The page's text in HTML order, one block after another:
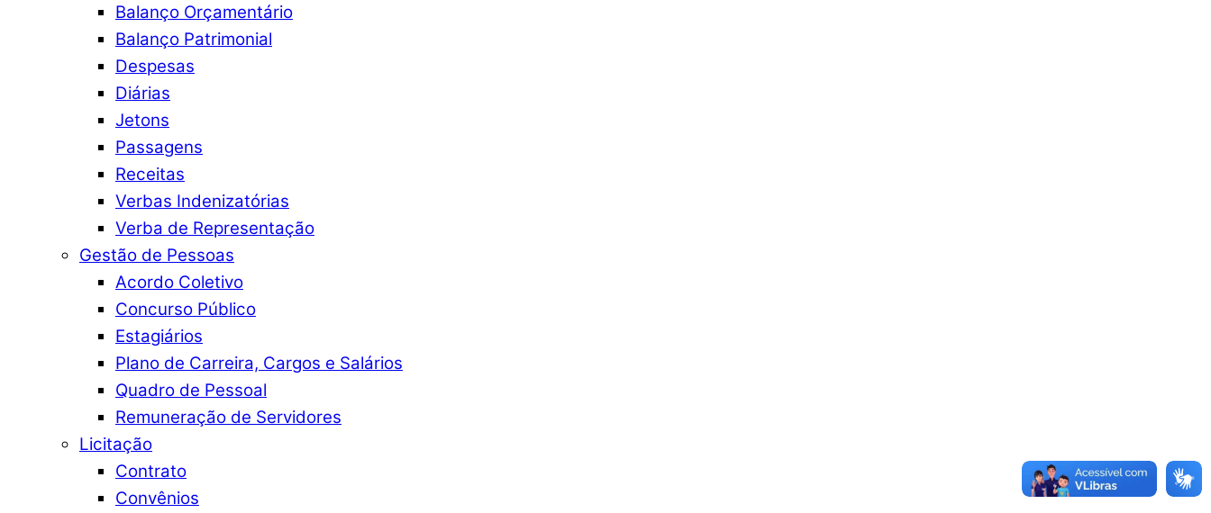
Balanço Orçamentário
Balanço Patrimonial
Despesas
Diárias
Jetons
Passagens
Receitas
Verbas Indenizatórias
Verba de Representação
Gestão de Pessoas
Acordo Coletivo
Concurso Público
Estagiários
Plano de Carreira, Cargos e Salários
Quadro de Pessoal
Remuneração de Servidores
Licitação
Contrato
Convênios